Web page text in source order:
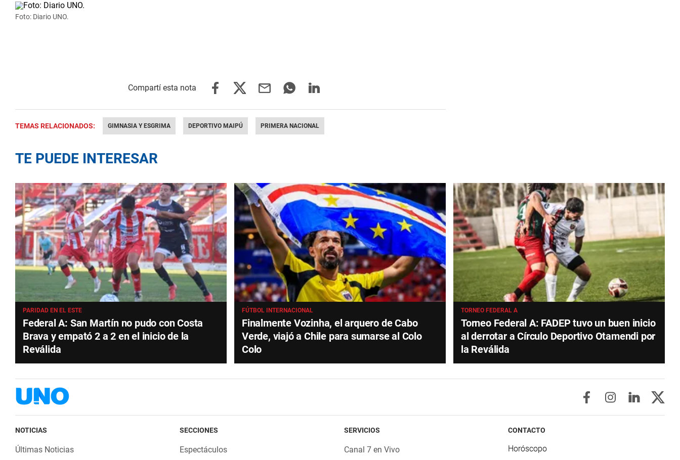
Foto: Diario UNO.
TEMAS RELACIONADOS: GIMNASIA Y ESGRIMA DEPORTIVO MAIPÚ PRIMERA NACIONAL
TE PUEDE INTERESAR
PARIDAD EN EL ESTE
Federal A: San Martín no pudo con Costa
Brava y empató 2 a 2 en el inicio de la
Reválida
FÚTBOL INTERNACIONAL
Finalmente Vozinha, el arquero de Cabo
Verde, viajó a Chile para sumarse al Colo
Colo
TORNEO FEDERAL A
Torneo Federal A: FADEP tuvo un buen inicio
al derrotar a Círculo Deportivo Otamendi por
la Reválida
NOTICIAS
Últimas Noticias
SECCIONES
Espectáculos
SERVICIOS
Canal 7 en Vivo
CONTACTO
Horóscopo